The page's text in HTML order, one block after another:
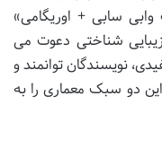
سابی + اوریگامی»
شناختی دعوت می
نویسندگان توانمند و
دو سبک معماری را به